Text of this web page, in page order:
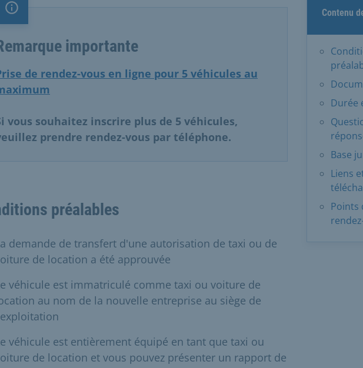
Contenu
Durée
Base
Liens
Points
Remarque importante
importante
de rendez-vous en ligne pour 5 véhicules au
vous souhaitez inscrire plus de 5 véhicules,
prendre rendez-vous par téléphone.
préalables
demande de transfert d'une autorisation de taxi ou de
de location a été approuvée
véhicule est immatriculé comme taxi ou voiture de
au nom de la nouvelle entreprise au siège de
véhicule est entièrement équipé en tant que taxi ou
de location et vous pouvez présenter un rapport de